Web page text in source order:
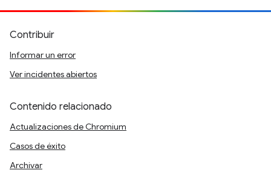
Contribuir
Informar un error
Ver incidentes abiertos
Contenido relacionado
Actualizaciones de Chromium
Casos de éxito
Archivar